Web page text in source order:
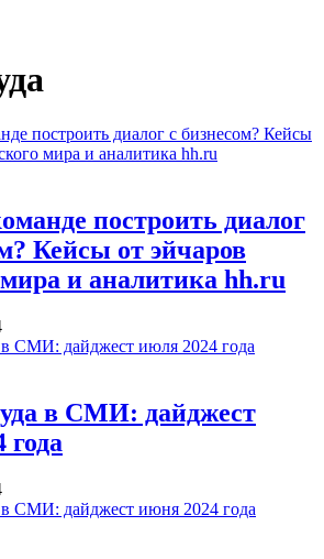
построить диалог
Кейсы от эйчаров
и аналитика hh.ru
в СМИ: дайджест
года